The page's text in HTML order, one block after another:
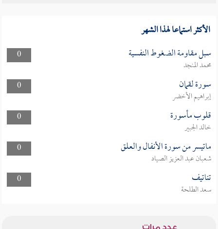
الأكثر استماعا لهذا الشهر
0 سبل مقاومة الضغوط النفسية
محمد المنجد
0
سورة لقمان
إبراهيم الأخضر
0
قلوب مأسورة
خالد الجبير
0
ماتيسر من سورة الأنفال والعلق
شعبان عبد العزيز الصياد
0
تناتيف
سعد الطلحة
عدد مرات